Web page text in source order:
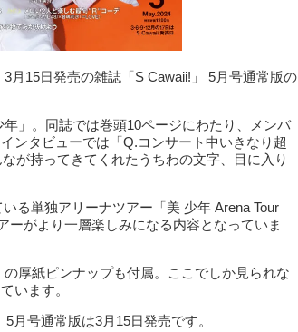
月15日発売の雑誌「S Cawaii!」 5月号通常版の
」。同誌では巻頭10ページにわたり、メンバ
ンタビューでは「Q.コンサート中いきなり超
が持ってきてくれたうちわの文字、目に入り
る単独アリーナツアー「美 少年 Arena Tour
ーがより一層楽しみになる内容となっていま
厚紙ピンナップも付属。ここでしか見られな
います。
月号通常版は3月15日発売です。